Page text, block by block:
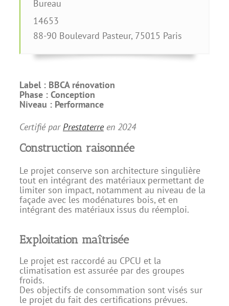
Bureau
14653
88-90 Boulevard Pasteur, 75015 Paris
Label : BBCA rénovation
Phase : Conception
Niveau : Performance
Certifié parPrestaterreen 2024
Construction raisonnée
Le projet conserve son architecture singulière
tout en intégrant des matériaux permettant de
limiter son impact, notamment au niveau de la
façade avec les modénatures bois, et en
intégrant des matériaux issus du réemploi.
Exploitation maîtrisée
Le projet est raccordé au CPCU et la
climatisation est assurée par des groupes
froids.
Des objectifs de consommation sont visés sur
le projet du fait des certifications prévues.